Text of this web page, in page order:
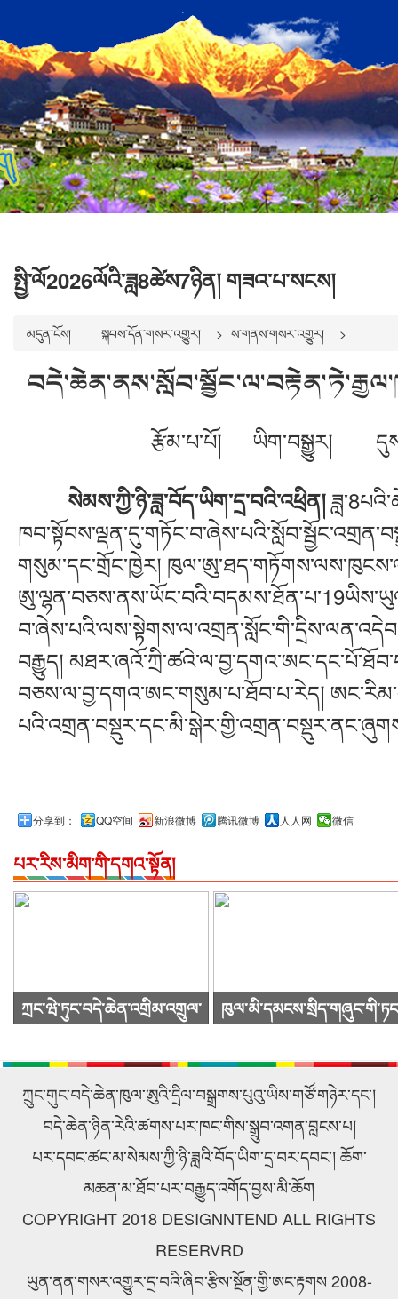
སྤྱི་ལོ2026ལོའི་ཟླ8ཚེས7ཉིན། གཟའ་པ་སངས།
མདུན་ངོས། སྐབས་དོན་གསར་འགྱུར། ས་གནས་གསར་འགྱུར།
རྩོམ་པ་པོ། ཡིག་བསྒྱུར།
སེམས་ཀྱི་ཉི་ཟླ་བོད་ཡིག་དྲ་བའི་འཕྲིན།
གསུམ་དང་གྲོང་ཁྱེར།
བརྒྱུད།
བཅས་ལ་བྱ་དགའ་ཨང་གསུམ་པ་ཐོབ་པ་རེད།
分享到： QQ空间 新浪微博 腾讯微博 人人网 微信
པར་རིས་མིག་གི་དགའ་སྟོན།
ཀྲང་ཝེ་ཏུང་བདེ་ཆེན་འགྲིམ་འགྲུལ་
ཕེབས་ནས་བརྟག་དཔྱད་གནང་བ།
འཚོགས།
ཀྲུང་གུང་བདེ་ཆེན་ཁུལ་ཨུའི་དྲིལ་བསྒྲགས་པུའུ་ཡིས་གཙོ་གཉེར་དང་།
བདེ་ཆེན་ཉིན་རེའི་ཚགས་པར་ཁང་གིས་སྒྲུབ་འགན་བླངས་པ།
པར་དབང་ཚང་མ་སེམས་ཀྱི་ཉི་ཟླའི་བོད་ཡིག་དྲ་བར་དབང་། ཆོག་
མཆན་མ་ཐོབ་པར་བརྒྱུད་འགོད་བྱས་མི་ཆོག
COPYRIGHT 2018 DESIGNNTEND ALL RIGHTS
RESERVRD
ཡུན་ནན་གསར་འགྱུར་དྲ་བའི་ཞིབ་རྩིས་སྔོན་གྱི་ཨང་རྟགས 2008-